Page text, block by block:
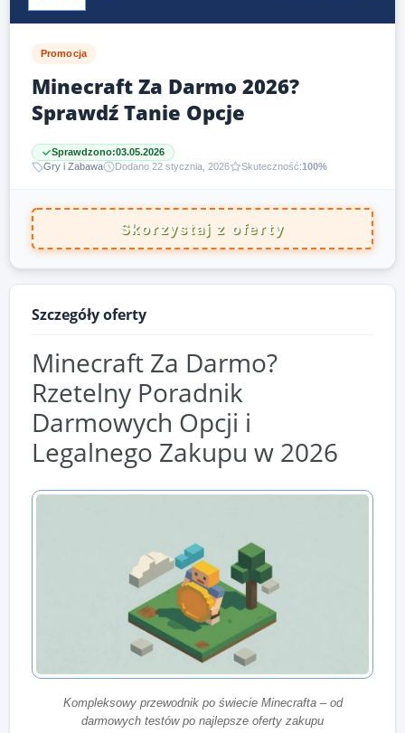
Promocja
Minecraft Za Darmo 2026?
Sprawdź Tanie Opcje
Sprawdzono:03.05.2026
Gry i Zabawa
Dodano 22 stycznia, 2026 Skuteczność:100%
Skorzystaj z oferty
Szczegóły oferty
Minecraft Za Darmo?
Rzetelny Poradnik
Darmowych Opcji i
Legalnego Zakupu w 2026
Kompleksowy przewodnik po świecie Minecrafta – od
darmowych testów po najlepsze oferty zakupu